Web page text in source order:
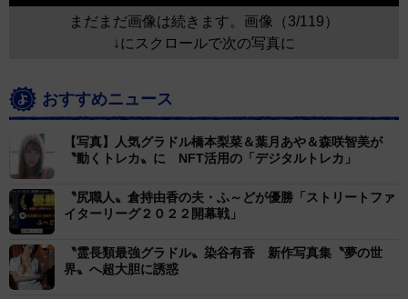
まだまだ画像は続きます。画像（3/119）
↓にスクロールで次の写真に
おすすめニュース
【写真】人気グラドル橋本梨菜＆葉月あや＆森咲智美が
〝動くトレカ〟に NFT活用の「デジタルトレカ」
〝尻職人〟倉持由香の夫・ふ～どが優勝「ストリートファ
イターリーグ２０２２開幕戦」
〝霊長類最強グラドル〟染谷有香 新作写真集〝夢の世
界〟へ超大胆に誘惑